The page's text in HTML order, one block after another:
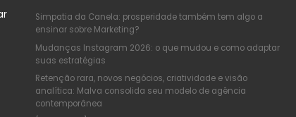
Simpatia da Canela: prosperidade também tem algo a
ensinar sobre Marketing?
Mudanças Instagram 2026: o que mudou e como adaptar
suas estratégias
Retenção rara, novos negócios, criatividade e visão
analítica: Malva consolida seu modelo de agência
contemporânea